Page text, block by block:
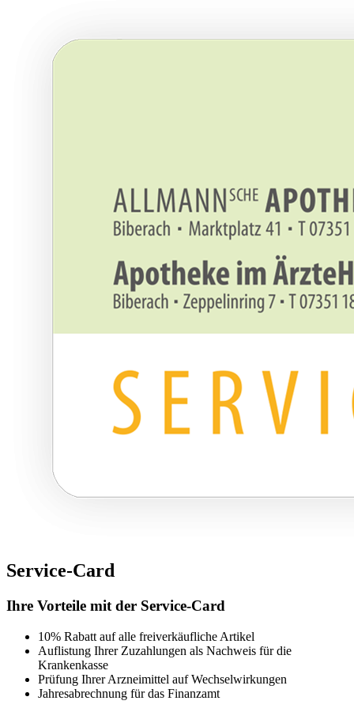
Service-Card
Ihre Vorteile mit der Service-Card
10% Rabatt auf alle freiverkäufliche Artikel
Auflistung Ihrer Zuzahlungen als Nachweis für die
Krankenkasse
Prüfung Ihrer Arzneimittel auf Wechselwirkungen
Jahresabrechnung für das Finanzamt